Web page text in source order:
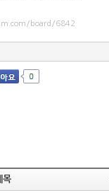
board/6842
목